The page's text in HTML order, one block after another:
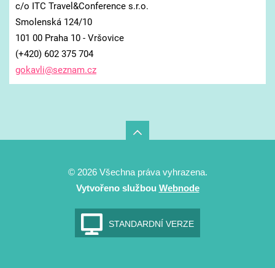
c/o ITC Travel&Conference s.r.o.
Smolenská 124/10
101 00 Praha 10 - Vršovice
(+420) 602 375 704
gokavli@seznam.cz
© 2026 Všechna práva vyhrazena.
Vytvořeno službou Webnode
STANDARDNÍ VERZE